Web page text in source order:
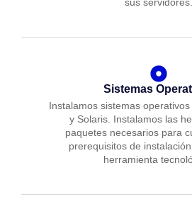
Sistemas
Instalamos sistemas
y Solaris. Instalamos las
paquetes necesarios para
prerequisitos de
herramienta